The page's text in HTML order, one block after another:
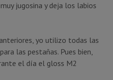
jugosina y deja los labios
yo utilizo todas las
para las pestañas. Pues bien,
el día el gloss M2